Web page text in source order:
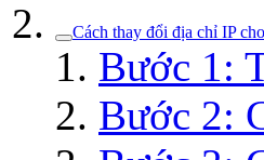
Cách thay đổi địa chỉ IP
Bước 1:
Bước 2: